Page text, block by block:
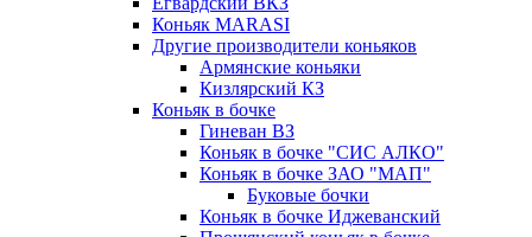
Коньяк MARASI
Другие производители коньяков
Армянские коньяки
Кизлярский КЗ
Коньяк в бочке
Гиневан ВЗ
Коньяк в бочке "СИС АЛКО"
Коньяк в бочке ЗАО "МАП"
Буковые бочки
Коньяк в бочке Иджеванский